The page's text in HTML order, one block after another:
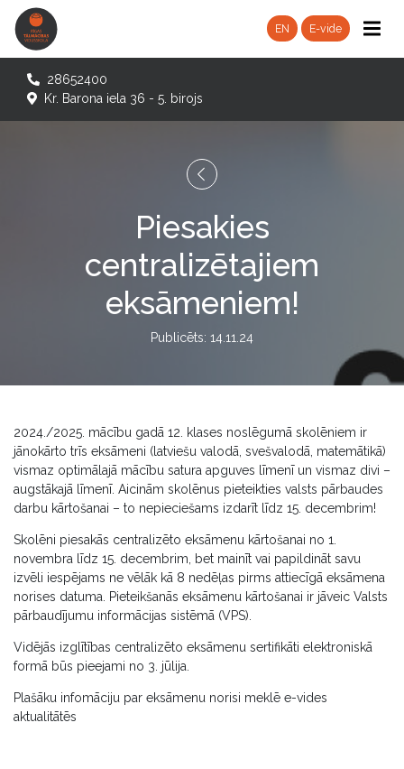
EN E-vide
28652400
Kr. Barona iela 36 - 5. birojs
Piesakies
centralizētajiem
eksāmeniem!
Publicēts: 14.11.24
2024./2025. mācību gadā 12. klases noslēgumā skolēniem ir
jānokārto trīs eksāmeni (latviešu valodā, svešvalodā, matemātikā)
vismaz optimālajā mācību satura apguves līmenī un vismaz divi –
augstākajā līmenī. Aicinām skolēnus pieteikties valsts pārbaudes
darbu kārtošanai – to nepieciešams izdarīt līdz 15. decembrim!
Skolēni piesakās centralizēto eksāmenu kārtošanai no 1.
novembra līdz 15. decembrim, bet mainīt vai papildināt savu
izvēli iespējams ne vēlāk kā 8 nedēļas pirms attiecīgā eksāmena
norises datuma. Pieteikšanās eksāmenu kārtošanai ir jāveic Valsts
pārbaudījumu informācijas sistēmā (VPS).
Vidējās izglītības centralizēto eksāmenu sertifikāti elektroniskā
formā būs pieejami no 3. jūlija.
Plašāku infomāciju par eksāmenu norisi meklē e-vides
aktualitātēs